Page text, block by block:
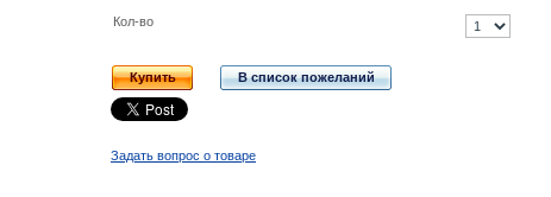
Кол-во
Купить В список пожеланий
Задать вопрос о товаре